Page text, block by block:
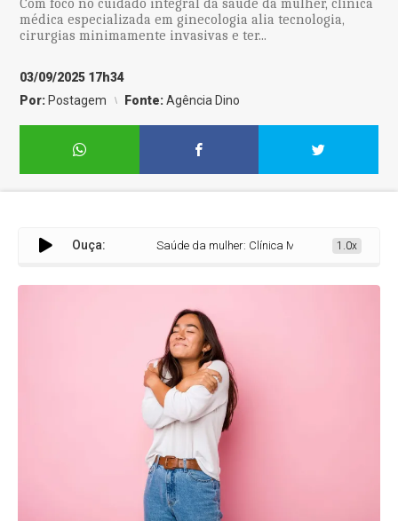
Com foco no cuidado integral da saúde da mulher, clínica
médica especializada em ginecologia alia tecnologia,
cirurgias minimamente invasivas e ter...
03/09/2025 17h34
Por: Postagem Fonte:Agência Dino
Ouça: Saúde da mulher: Clínica Mayapur alia ciência e
1.0x